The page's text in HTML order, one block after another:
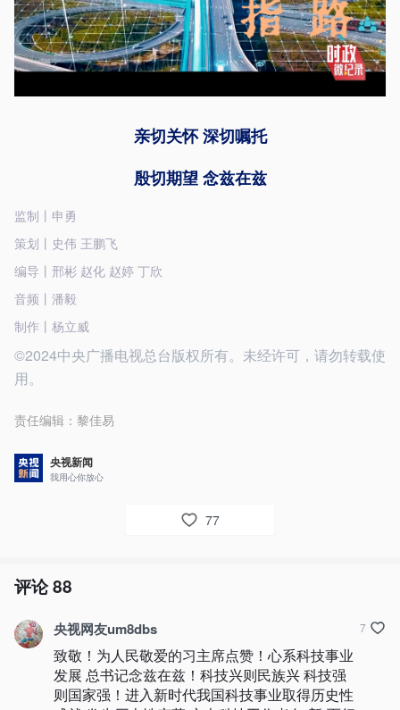
亲切关怀 深切嘱托
殷切期望 念兹在兹
监制丨申勇
策划丨史伟 王鹏飞
编导丨邢彬 赵化 赵婷 丁欣
音频丨潘毅
制作丨杨立威
©2024中央广播电视总台版权所有。未经许可，请勿转载使
用。
责任编辑： 黎佳易
央视新闻
我用心你放心
77
评论88
央视网友um8dbs
致敬！为人民敬爱的习主席点赞！心系科技事业
发展 总书记念兹在兹！科技兴则民族兴 科技强
则国家强！进入新时代我国科技事业取得历史性
7